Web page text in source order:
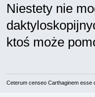
Niestety nie
ktoś może
Ceterum censeo Carthaginem esse